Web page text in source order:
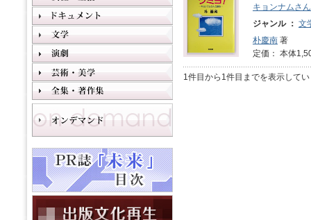
キョンナムさ
ジャンル ： 文
朴慶南 著
定価： 本体
1件目から1件目までを表示して